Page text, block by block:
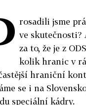
rosadili jsme
ve skutečnosti?
za to, že je z
kolik hranic v
hraniční
se i na
speciální kádry.